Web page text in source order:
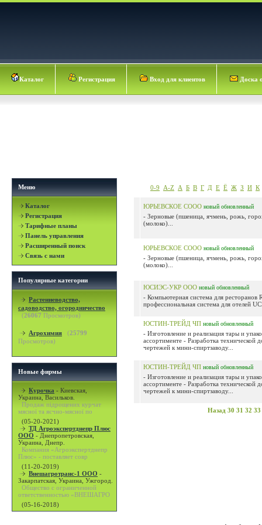
Каталог Регистрация Вход для клиентов Доска
Меню
Каталог
Регистрация
Тарифные планы
Панель управления
Расширенный поиск
Связь с нами
Популярные категории
Растениеводство,
садоводство, огородничество
(26067 Просмотров)
Агрохимия (25799
Просмотров)
Новые фирмы
Курочка - Киевская,
Украина, Васильков.
Продаж підрощених курчат
мясної та яєчно-мясної по
(05-20-2021)
ТД Агроэкспертднепр Плюс
ООО - Днепропетровская,
Украина, Днепр.
Компания «Агроэкспертднепр
Плюс» - поставляет совр
(11-20-2019)
Внешагротранс-1 ООО -
Закарпатская, Украина, Ужгород.
Общество с ограниченной
ответственностью «ВНЕШАГРО
(05-16-2018)
0-9 A-Z А Б В Г Д Е Ё Ж З И К
ЮРЬЕВСКОЕ СООО новый обновленный
- Зерновые (пшеница, ячмень, рожь,
(молоко)...
ЮРЬЕВСКОЕ СООО новый обновленный
- Зерновые (пшеница, ячмень, рожь,
(молоко)...
ЮСИЭС-УКР ООО новый обновленный
- Компьютерная система для ресторанов
профессиональная система для отелей
ЮСТИН-ТРЕЙД ЧП новый обновленный
- Изготовление и реализация тары и
ассортименте - Разработка технической
чертежей к мини-спиртзаводу...
ЮСТИН-ТРЕЙД ЧП новый обновленный
- Изготовление и реализация тары и
ассортименте - Разработка технической
чертежей к мини-спиртзаводу...
Назад 30 31 32 33